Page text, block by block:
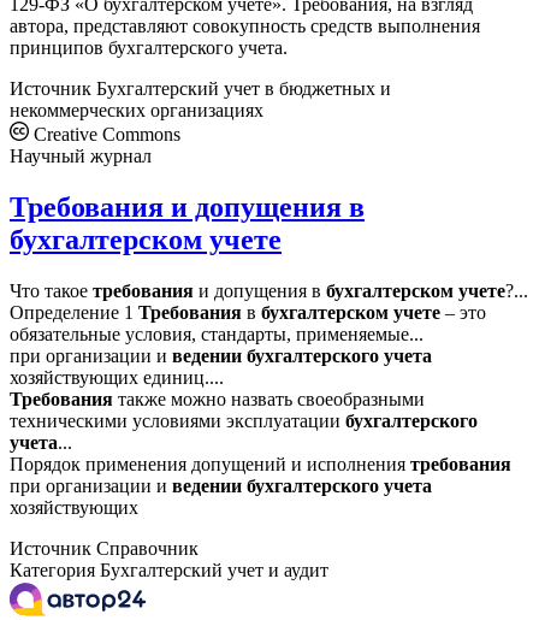
129-ФЗ «О бухгалтерском учете». Требования, на взгляд
автора, представляют совокупность средств выполнения
принципов бухгалтерского учета.
Источник Бухгалтерский учет в бюджетных и
некоммерческих организациях
Creative Commons
Научный журнал
Требования и допущения в
бухгалтерском учете
Что такое требования и допущения в бухгалтерском учете?...
Определение 1 Требования в бухгалтерском учете – это
обязательные условия, стандарты, применяемые...
при организации и ведении бухгалтерского учета
хозяйствующих единиц....
Требования также можно назвать своеобразными
техническими условиями эксплуатации бухгалтерского
учета...
Порядок применения допущений и исполнения требования
при организации и ведении бухгалтерского учета
хозяйствующих
Источник Справочник
Категория Бухгалтерский учет и аудит